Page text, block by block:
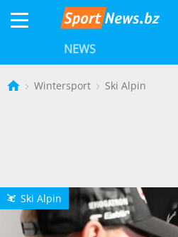
NEWS
Wintersport Ski Alpin
L Ski Alpin